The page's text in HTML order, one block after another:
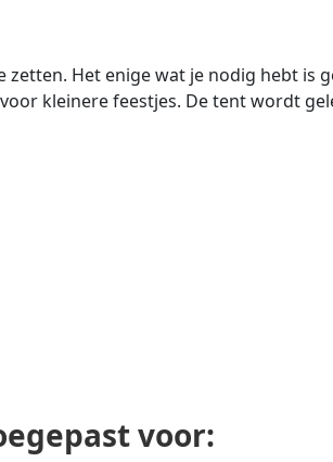
Het enige wat je nodig hebt is
kleinere feestjes. De tent wordt
voor: